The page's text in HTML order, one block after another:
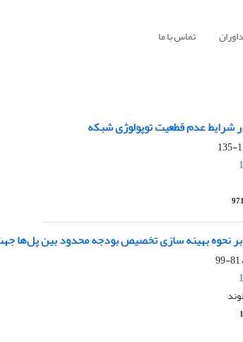
داوران تماس با ما
شرایط عدم قطعیت توپولوژی شبکه
بر نحوه بهینه سازی تخصیص بودجه محدود بین پل‌‌ها
81-99